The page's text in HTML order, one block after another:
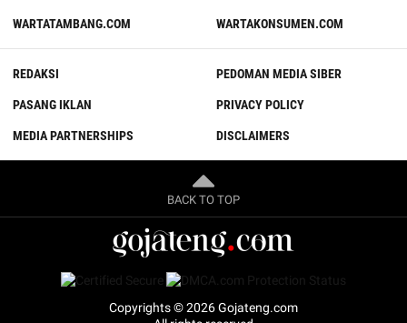
WARTATAMBANG.COM WARTAKONSUMEN.COM
REDAKSI
PASANG IKLAN
MEDIA PARTNERSHIPS
PEDOMAN MEDIA SIBER
PRIVACY POLICY
DISCLAIMERS
BACK TO TOP
Copyrights © 2026 Gojateng.com